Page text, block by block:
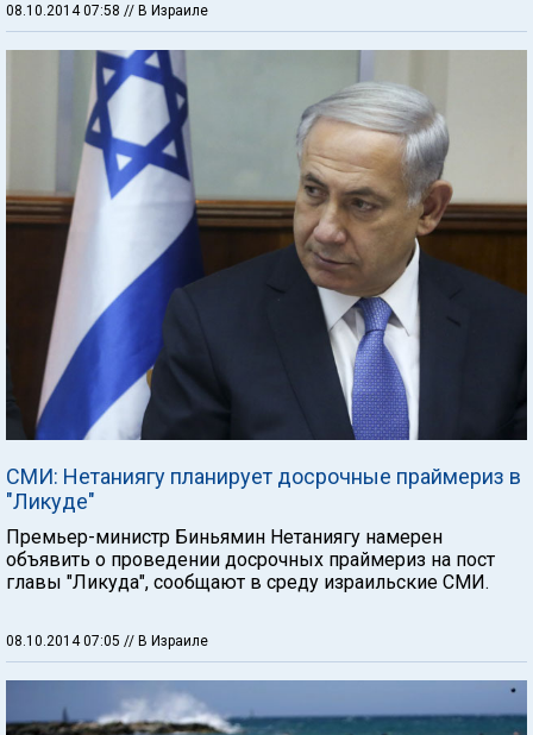
08.10.2014 07:58 // В Израиле
СМИ: Нетаниягу планирует досрочные праймериз в
"Ликуде"
Премьер-министр Биньямин Нетаниягу намерен
объявить о проведении досрочных праймериз на пост
главы "Ликуда", сообщают в среду израильские СМИ.
08.10.2014 07:05 // В Израиле